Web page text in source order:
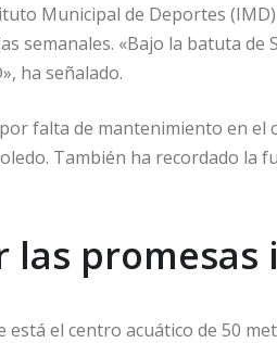
Municipal de Deportes
semanales. «Bajo la batuta de
ha señalado.
falta de mantenimiento en el
También ha recordado la
las
está el centro acuático de 50